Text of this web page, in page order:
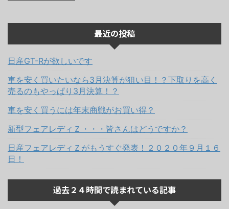
最近の投稿
日産GT-Rが欲しいです
車を安く買いたいなら3月決算が狙い目！？下取りを高く
売るのもやっぱり3月決算！？
車を安く買うには年末商戦がお買い得？
新型フェアレディＺ・・・皆さんはどうですか？
日産フェアレディＺがもうすぐ発表！２０２０年９月１６
日！
過去２４時間で読まれている記事